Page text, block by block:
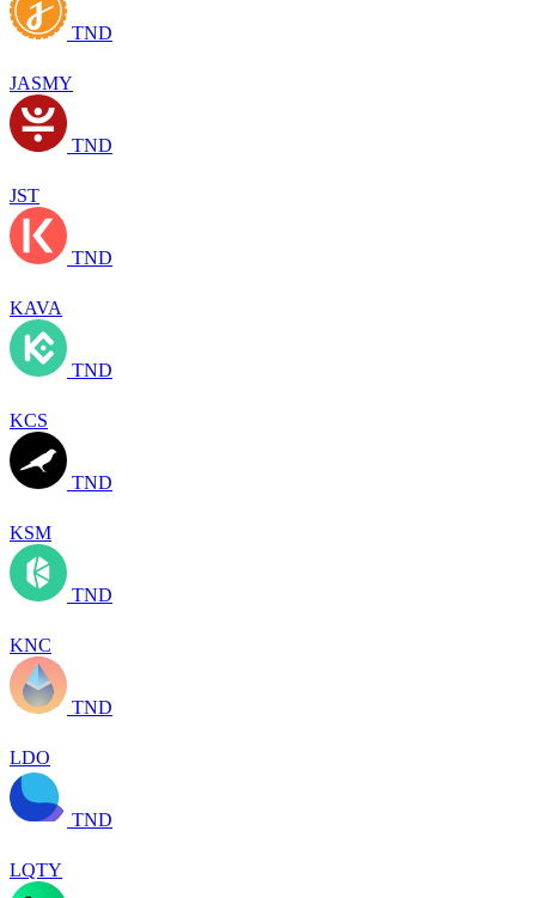
TND
JASMY
TND
JST
TND
KAVA
TND
KCS
TND
KSM
TND
KNC
TND
LDO
TND
LQTY